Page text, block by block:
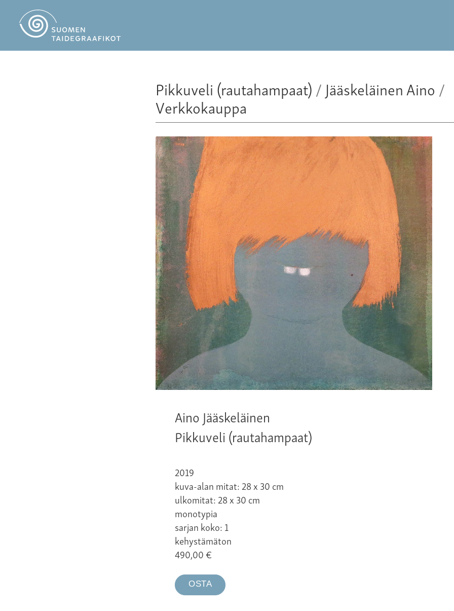
Pikkuveli (rautahampaat)/ Jääskeläinen Aino /
Verkkokauppa
Aino Jääskeläinen
Pikkuveli (rautahampaat)
2019
kuva-alan mitat: 28 x 30 cm
ulkomitat: 28 x 30 cm
monotypia
sarjan koko: 1
kehystämäton
490,00€
OSTA